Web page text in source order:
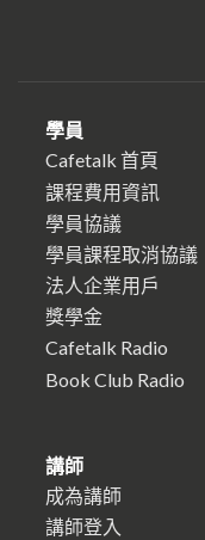
學員
Cafetalk 首頁
課程費用資訊
學員協議
學員課程取消協議
法人企業用戶
獎學金
Cafetalk Radio
Book Club Radio
講師
成為講師
講師登入